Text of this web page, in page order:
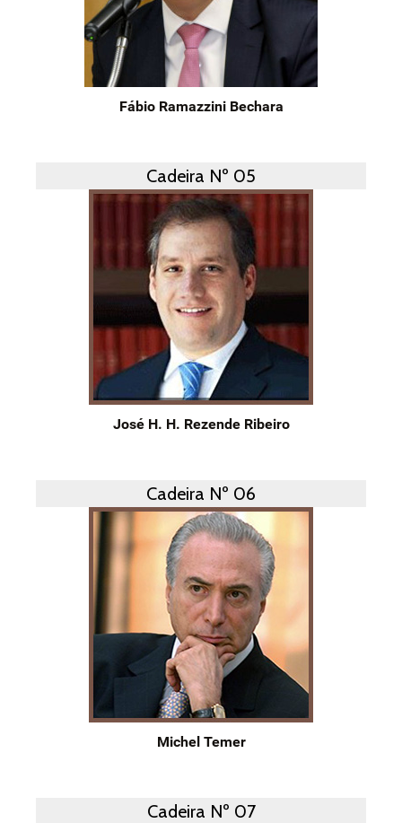
Fábio Ramazzini Bechara
Cadeira Nº 05
José H. H. Rezende Ribeiro
Cadeira Nº 06
Michel Temer
Cadeira Nº 07